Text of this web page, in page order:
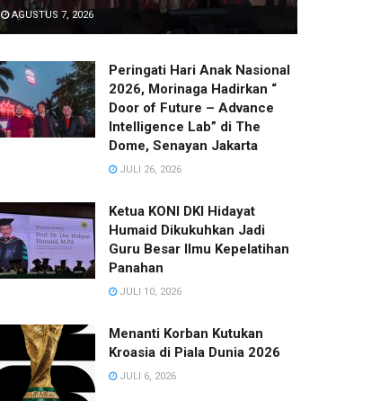
AGUSTUS 7, 2026
Peringati Hari Anak Nasional
2026, Morinaga Hadirkan “
Door of Future – Advance
Intelligence Lab” di The
Dome, Senayan Jakarta
JULI 26, 2026
Ketua KONI DKI Hidayat
Humaid Dikukuhkan Jadi
Guru Besar Ilmu Kepelatihan
Panahan
JULI 10, 2026
Menanti Korban Kutukan
Kroasia di Piala Dunia 2026
JULI 6, 2026